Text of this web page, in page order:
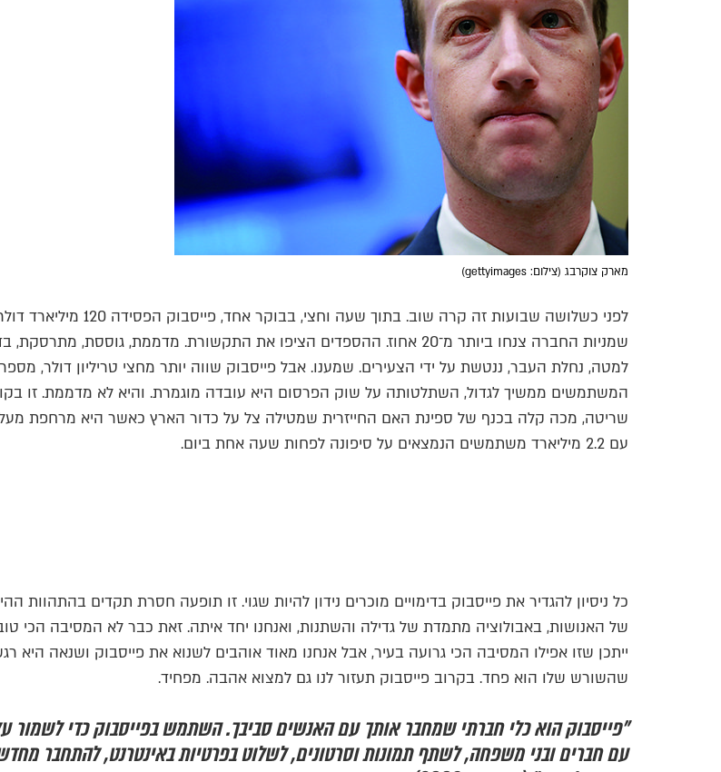
מארק צוקרבג (צילום: gettyimages)
לפני כשלושה שבועות זה קרה שוב. בתוך שעה וחצי, בבוקר אחד,
שמניות החברה צנחו ביותר מ־20 אחוז. ההספדים הציפו את התקשורת. מדממת, גוססת, מתרסקת,
למטה, נחלת העבר, ננטשת על ידי הצעירים. שמענו. אבל פייסבוק שווה יותר מחצי טריליון דולר, מספר
המשתמשים ממשיך לגדול, השתלטותה על שוק הפרסום היא עובדה מוגמרת. והיא לא מדממת. זו
שריטה, מכה קלה בכנף של ספינת האם החייזרית שמטילה צל על כדור הארץ כאשר היא מרחפת
עם 2.2 מיליארד משתמשים הנמצאים על סיפונה לפחות שעה אחת ביום.
כל ניסיון להגדיר את פייסבוק בדימויים מוכרים נידון להיות שגוי. זו תופעה חסרת תקדים בהתהוות
של האנושות, באבולוציה מתמדת של גדילה והשתנות, ואנחנו יחד איתה. זאת כבר לא המסיבה הכי
ייתכן שזו אפילו המסיבה הכי גרועה בעיר, אבל אנחנו מאוד אוהבים לשנוא את פייסבוק ושנאה היא
שהשורש שלו הוא פחד. בקרוב פייסבוק תעזור לנו גם למצוא אהבה. מפחיד.
"פייסבוק הוא כלי חברתי שמחבר אותך עם האנשים סביבך. השתמש בפייסבוק כדי לשמור
עם חברים ובני משפחה, לשתף תמונות וסרטונים, לשלוט בפרטיות באינטרנט, להתחבר